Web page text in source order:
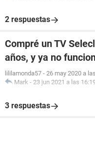
2 respuestas
Compré un TV
años, y ya no
lililamonda57 - 26 may 2020 a
Mark - 23 jun 2021 a las
3 respuestas